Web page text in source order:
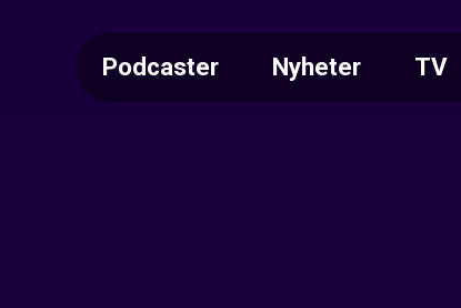
Podcaster Nyheter TV